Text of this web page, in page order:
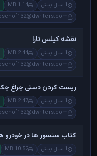
1 سال پیش 1.14 MB
نقشه کیلس تارا
1 سال پیش 2.44 MB
ریست کردن دستی چراغ چک
1 سال پیش 2.47 MB
کتاب سنسور ها در خودرو
1 سال پیش 10.52 MB